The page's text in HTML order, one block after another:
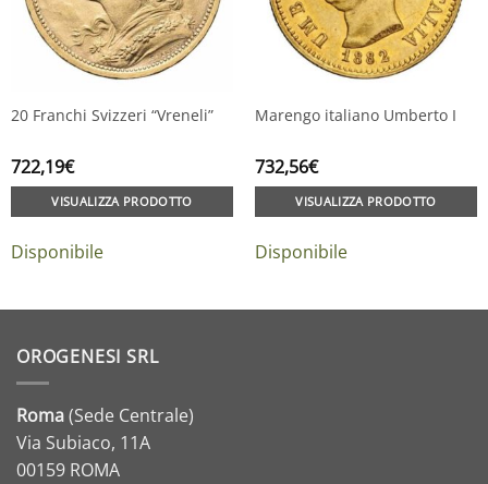
20 Franchi Svizzeri “Vreneli”
722,19€
VISUALIZZA PRODOTTO
Disponibile
Marengo italiano Umberto I
732,56€
VISUALIZZA PRODOTTO
Disponibile
OROGENESI SRL
Roma(Sede Centrale)
Via Subiaco, 11A
00159 ROMA